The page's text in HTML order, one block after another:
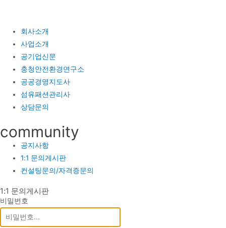
회사소개
사업소개
공기업신문
충청안전환경연구소
공공경영지도사
섬유패션관리사
상담문의
community
공지사항
1:1 문의게시판
컨설팅문의/자격증문의
1:1 문의게시판
비밀번호